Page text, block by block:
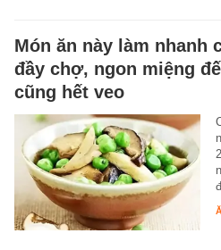
Món ăn này làm nhanh
đầy chợ, ngon miệng
cũng hết veo